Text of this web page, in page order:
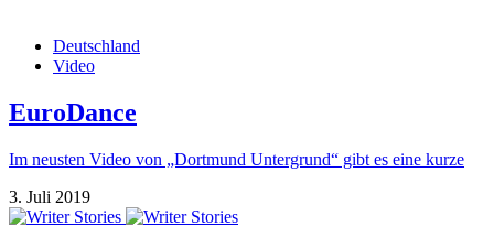
Deutschland
Video
EuroDance
Im neusten Video von „Dortmund Untergrund“ gibt es eine kurze
3. Juli 2019